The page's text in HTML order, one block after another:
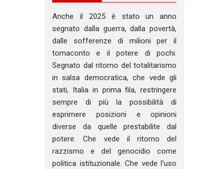
Anche il 2025 è stato un anno
segnato dalla guerra, dalla povertà,
dalle sofferenze di milioni per il
tornaconto e il potere di pochi.
Segnato dal ritorno del totalitarismo
in salsa democratica, che vede gli
stati, Italia in prima fila, restringere
sempre di più la possibilità di
esprimere posizioni e opinioni
diverse da quelle prestabilite dal
potere. Che vede il ritorno del
razzismo e del genocidio come
politica istituzionale. Che vede l’uso